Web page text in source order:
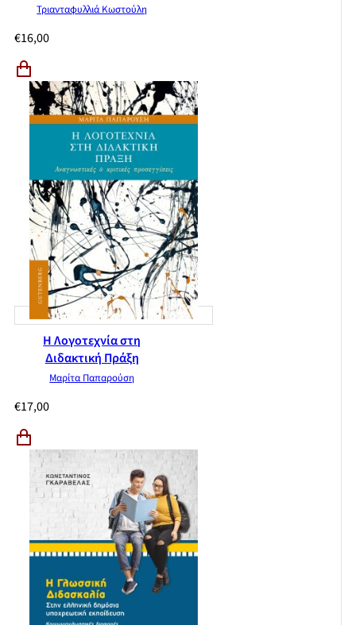
Τριανταφυλλιά Κωστούλη
€16,00
Η Λογοτεχνία στη
Διδακτική Πράξη
Μαρίτα Παπαρούση
€17,00